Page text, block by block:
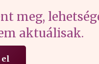
meg,
aktuálisak.
el